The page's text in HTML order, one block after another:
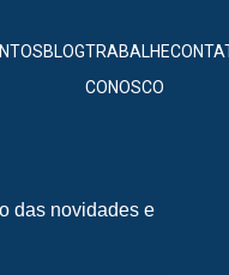
BLOGTRABALHE
CONOSCO
das novidades e